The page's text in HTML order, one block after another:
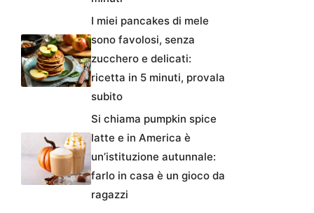
I miei pancakes di mele
sono favolosi, senza
zucchero e delicati:
ricetta in 5 minuti, provala
subito
Si chiama pumpkin spice
latte e in America è
un’istituzione autunnale:
farlo in casa è un gioco da
ragazzi